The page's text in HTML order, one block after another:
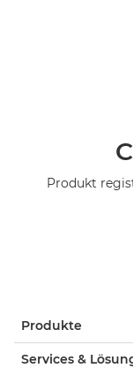
Produkt
Produkte
Services &